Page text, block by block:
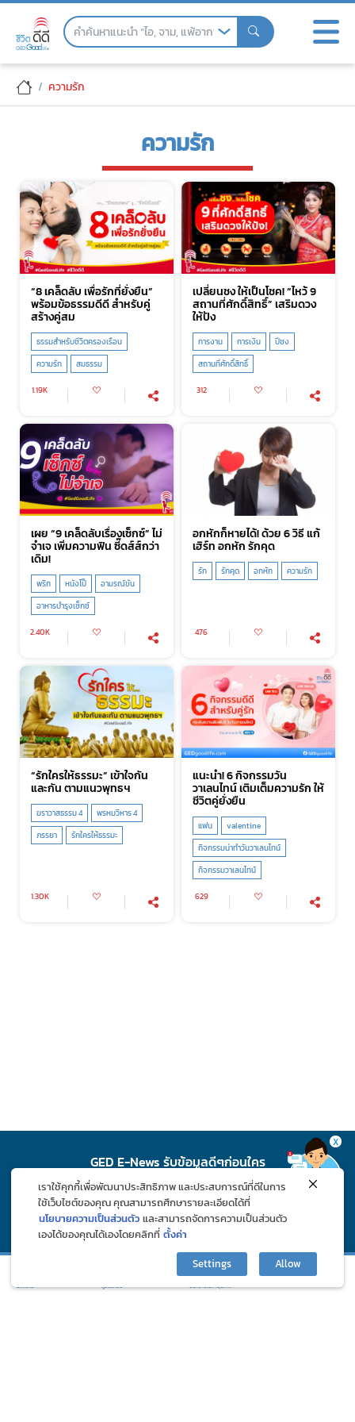
Skip
ความรัก
ความรัก
“8 เคล็ดลับ เพื่อรักที่ยั่งยืน”
พร้อมข้อธรรมดีดี สำหรับคู่
สร้างคู่สม
ธรรมสำหรับชีวิตครองเรือน
ความรัก
สมธรรม
1.19K
เปลี่ยนชง ให้เป็นโชค! “ไหว้ 9
สถานที่ศักดิ์สิทธิ์” เสริมดวง
ให้ปัง
การงาน การเงิน
ปีชง
สถานที่ศักดิ์สิทธิ์
312
เผย “9 เคล็ดลับเรื่องเซ็กซ์” ไม่
จำเจ เพิ่มความฟิน ซี๊ดส์ส์กว่า
เดิม!
พริก หนังโป๊
อามรณ์ขัน
อาหารบำรุงเซ็กซ์
2.40K
อกหักก็หายได้! ด้วย 6 วิธี แก้
เฮิร์ท อกหัก รักคุด
รัก รักคุด อกหัก ความรัก
476
“รักใครให้ธรรมะ” เข้าใจกัน
และกัน ตามแนวพุทธฯ
ฆราวาสธรรม 4
พรหมวิหาร 4
ภรรยา
รักใครให้ธรรมะ
1.30K
แนะนำ! 6 กิจกรรมวัน
วาเลนไทน์ เติมเต็มความรัก ให้
ชีวิตคู่ยั่งยืน
แฟน
valentine
กิจกรรมน่าทำวันวาเลนไทน์
กิจกรรมวาเลนไทน์
629
GED E-News รับข้อมูลดีๆก่อนใคร
บทความ ภูมิแพ้คลับ
X
เราใช้คุกกี้เพื่อพัฒนาประสิทธิภาพ และประสบการณ์ที่ดีในการ
ใช้เว็บไซต์ของคุณ คุณสามารถศึกษารายละเอียดได้ที่
นโยบายความเป็นส่วนตัว และสามารถจัดการความเป็นส่วนตัว
เองได้ของคุณได้เองโดยคลิกที่ ตั้งค่า
Settings
Allow